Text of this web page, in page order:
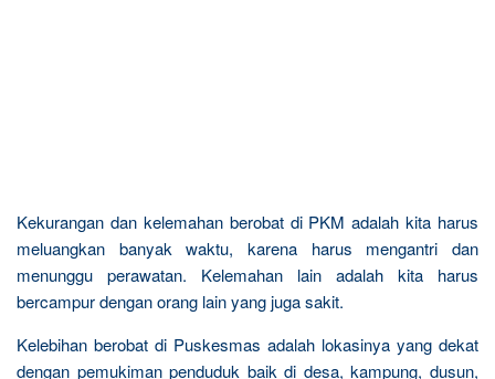
Kekurangan dan kelemahan berobat di PKM adalah kita harus
meluangkan banyak waktu, karena harus mengantri dan
menunggu perawatan. Kelemahan lain adalah kita harus
bercampur dengan orang lain yang juga sakit.
Kelebihan berobat di Puskesmas adalah lokasinya yang dekat
dengan pemukiman penduduk baik di desa, kampung, dusun,